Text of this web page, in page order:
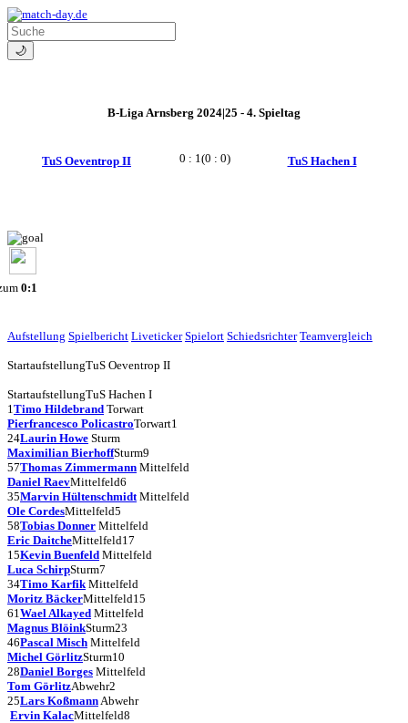
🌙
B-Liga Arnsberg 2024|25 - 4. Spieltag
TuS Oeventrop II 0 : 1(0 : 0) TuS Hachen I
0:1
Aufstellung Spielbericht Liveticker Spielort Schiedsrichter Teamvergleich
StartaufstellungTuS Oeventrop II
StartaufstellungTuS Hachen I
1Timo Hildebrand Torwart
Pierfrancesco PolicastroTorwart1
24Laurin Howe Sturm
Maximilian BierhoffSturm9
57Thomas Zimmermann Mittelfeld
Daniel RaevMittelfeld6
35Marvin Hültenschmidt Mittelfeld
Ole CordesMittelfeld5
58Tobias Donner Mittelfeld
Eric DaitcheMittelfeld17
15Kevin Buenfeld Mittelfeld
Luca SchirpSturm7
34Timo Karfik Mittelfeld
Moritz BäckerMittelfeld15
61Wael Alkayed Mittelfeld
Magnus BlöinkSturm23
46Pascal Misch Mittelfeld
Michel GörlitzSturm10
28Daniel Borges Mittelfeld
Tom GörlitzAbwehr2
25Lars KoßmannAbwehr
Ervin KalacMittelfeld8